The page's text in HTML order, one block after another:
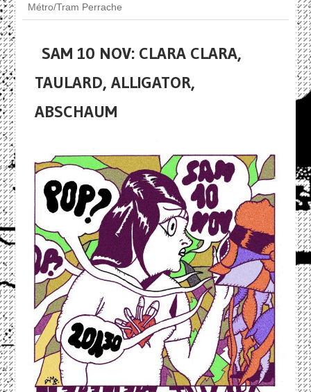
Métro/Tram Perrache
SAM 10 NOV: CLARA CLARA,
TAULARD, ALLIGATOR,
ABSCHAUM